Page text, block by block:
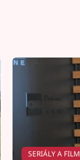
SERIÁLY A